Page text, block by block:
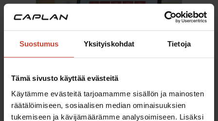
Suostumus Yksityiskohdat Tietoja
Tämä sivusto käyttää evästeitä
Käytämme evästeitä tarjoamamme sisällön ja mainosten
räätälöimiseen, sosiaalisen median ominaisuuksien
tukemiseen ja kävijämäärämme analysoimiseen. Lisäksi
TEOLLISUUSPROJEKTIN
KÄYTÄNNÖT
Projektinhallinta on avain
teollisuusprojektien onnistumiseen.